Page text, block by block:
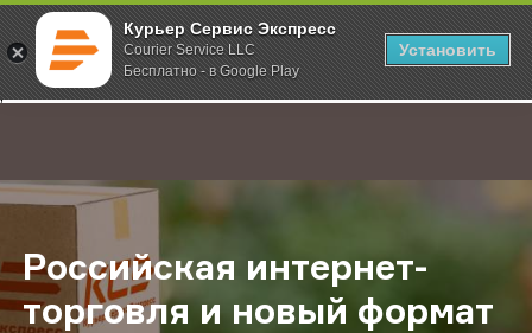
Курьер Сервис Экспресс
Courier Service LLC
Бесплатно - в Google Play
Установить
;
Главная О компании Новости Российская интернет-торговля
Российская интернет-
торговля и новый формат